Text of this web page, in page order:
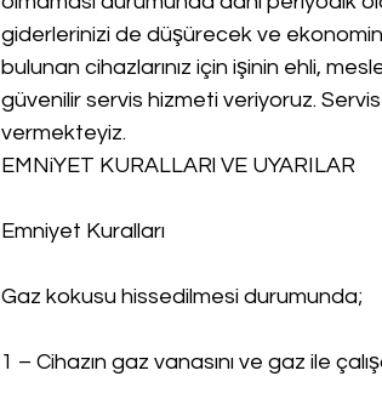
giderlerinizi de düşürecek ve
bulunan cihazlarınız için işinin ehli,
güvenilir servis hizmeti veriyoruz.
vermekteyiz.
EMNiYET KURALLARl VE UYARILAR
Emniyet Kuralları
Gaz kokusu hissedilmesi durumunda;
1 – Cihazın gaz vanasını ve gaz ile